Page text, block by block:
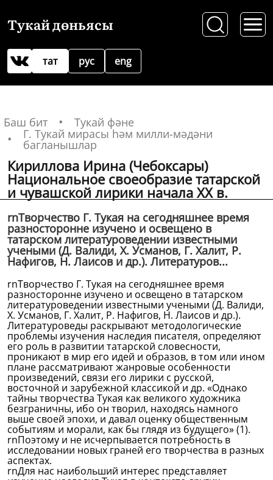
Тукай дөньясы
рус
тат eng
Баш бит Тукай фәне
Г. Тукай мирасы һәм милли-мәдәни
багланышлар
Кириллова Ирина (Чебоксары)
Национальное своеобразие татарской
и чувашской лирики начала XX в.
rnТворчество Г. Тукая на сегодняшнее время
разносторонне изучено и освещено в
татарском литературоведении известными
учеными (Д. Валиди, X. Усманов, Г. Халит, Р.
Нафигов, Н. Лаисов и др.). Литературов...
rnТворчество Г. Тукая на сегодняшнее время
разносторонне изучено и освещено в татарском
литературоведении известными учеными (Д. Валиди,
X. Усманов, Г. Халит, Р. Нафигов, Н. Лаисов и др.).
Литературоведы раскрывают методологические
проблемы изучения наследия писателя, определяют
его роль в развитии татарской словесности,
проникают в мир его идей и образов, в том или ином
плане рассматривают жанровые особенности
произведений, связи его лирики с русской,
восточной и зарубежной классикой и др. «Однако
тайны творчества Тукая как великого художника
безграничны, ибо он творил, находясь намного
выше своей эпохи, и давал оценку общественным
событиям и морали, как бы глядя из будущего» (1).
rnПоэтому и не исчерпывается потребность в
исследовании новых граней его творчества в разных
аспектах.
rnДля нас наибольший интерес представляет